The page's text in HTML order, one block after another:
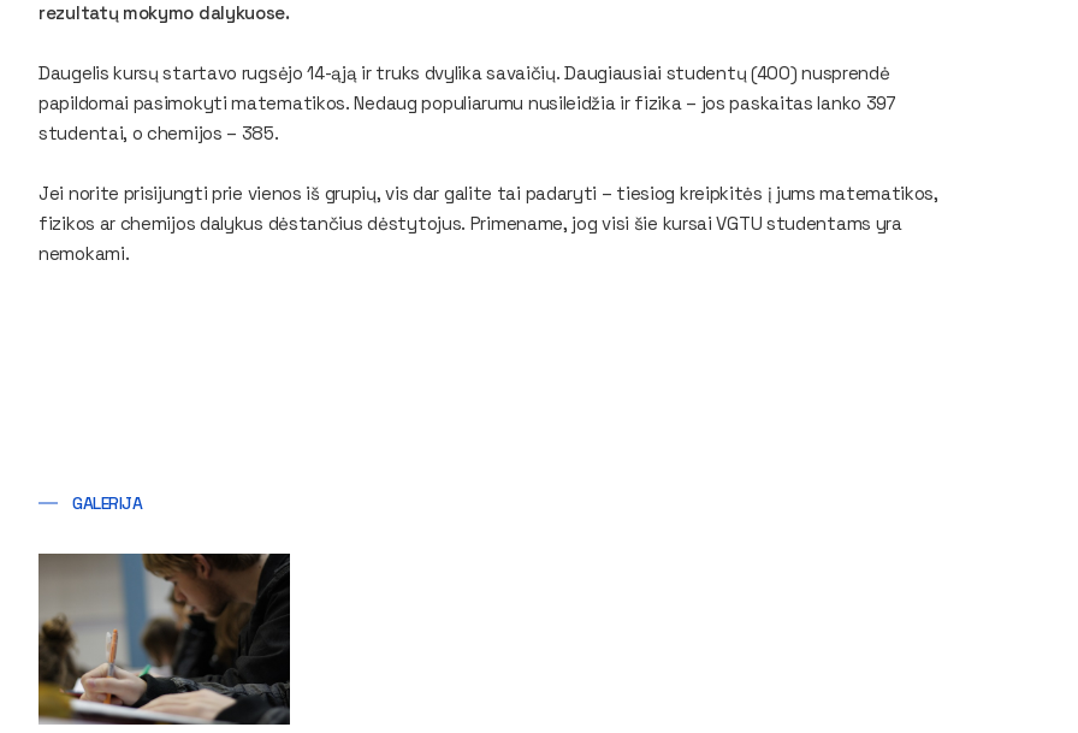
rezultatų mokymo dalykuose.
Daugelis kursų startavo rugsėjo 14-ąją ir truks dvylika savaičių. Daugiausiai studentų (400) nusprendė
papildomai pasimokyti matematikos. Nedaug populiarumu nusileidžia ir fizika – jos paskaitas lanko 397
studentai, o chemijos – 385.
Jei norite prisijungti prie vienos iš grupių, vis dar galite tai padaryti – tiesiog kreipkitės į jums matematikos,
fizikos ar chemijos dalykus dėstančius dėstytojus. Primename, jog visi šie kursai VGTU studentams yra
nemokami.
GALERIJA